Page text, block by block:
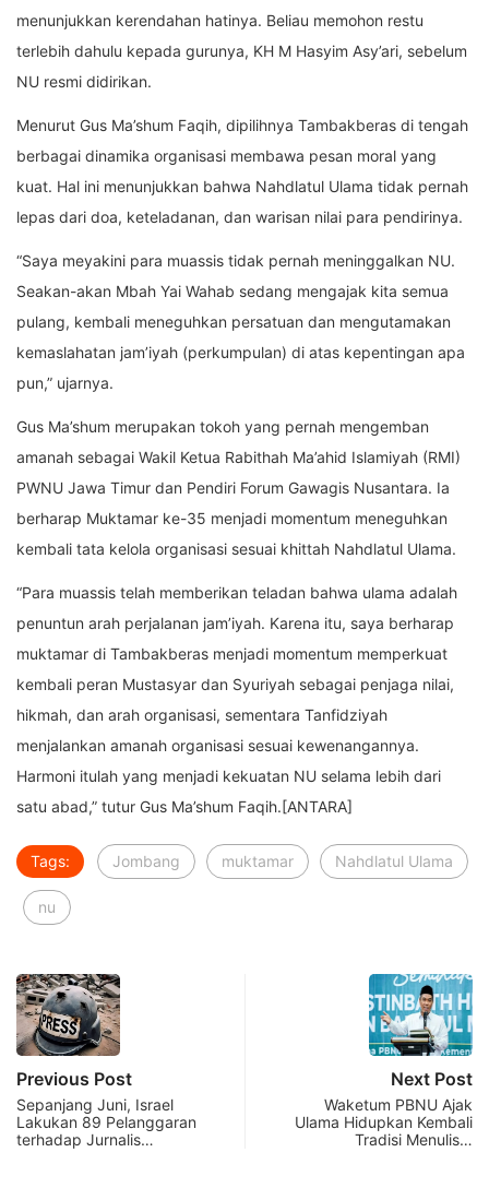
menunjukkan kerendahan hatinya. Beliau memohon restu
terlebih dahulu kepada gurunya, KH M Hasyim Asy’ari, sebelum
NU resmi didirikan.
Menurut Gus Ma’shum Faqih, dipilihnya Tambakberas di tengah
berbagai dinamika organisasi membawa pesan moral yang
kuat. Hal ini menunjukkan bahwa Nahdlatul Ulama tidak pernah
lepas dari doa, keteladanan, dan warisan nilai para pendirinya.
“Saya meyakini para muassis tidak pernah meninggalkan NU.
Seakan-akan Mbah Yai Wahab sedang mengajak kita semua
pulang, kembali meneguhkan persatuan dan mengutamakan
kemaslahatan jam’iyah (perkumpulan) di atas kepentingan apa
pun,” ujarnya.
Gus Ma’shum merupakan tokoh yang pernah mengemban
amanah sebagai Wakil Ketua Rabithah Ma’ahid Islamiyah (RMI)
PWNU Jawa Timur dan Pendiri Forum Gawagis Nusantara. Ia
berharap Muktamar ke-35 menjadi momentum meneguhkan
kembali tata kelola organisasi sesuai khittah Nahdlatul Ulama.
“Para muassis telah memberikan teladan bahwa ulama adalah
penuntun arah perjalanan jam’iyah. Karena itu, saya berharap
muktamar di Tambakberas menjadi momentum memperkuat
kembali peran Mustasyar dan Syuriyah sebagai penjaga nilai,
hikmah, dan arah organisasi, sementara Tanfidziyah
menjalankan amanah organisasi sesuai kewenangannya.
Harmoni itulah yang menjadi kekuatan NU selama lebih dari
satu abad,” tutur Gus Ma’shum Faqih.[ANTARA]
Tags: Jombang muktamar Nahdlatul Ulama
nu
Previous Post
Sepanjang Juni, Israel
Lakukan 89 Pelanggaran
terhadap Jurnalis…
Next Post
Waketum PBNU Ajak
Ulama Hidupkan Kembali
Tradisi Menulis…